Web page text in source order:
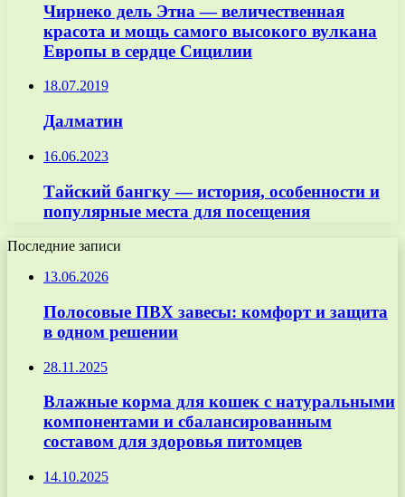
Чирнеко дель Этна — величественная
красота и мощь самого высокого вулкана
Европы в сердце Сицилии
18.07.2019
Далматин
16.06.2023
Тайский бангку — история, особенности и
популярные места для посещения
Последние записи
13.06.2026
Полосовые ПВХ завесы: комфорт и защита
в одном решении
28.11.2025
Влажные корма для кошек с натуральными
компонентами и сбалансированным
составом для здоровья питомцев
14.10.2025